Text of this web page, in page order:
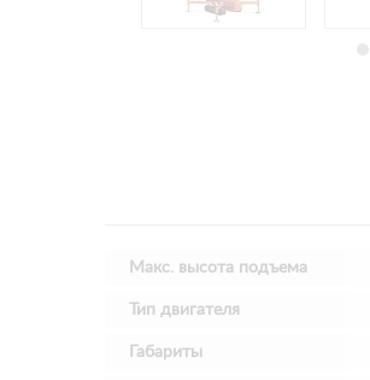
Макс. высота подъема
Тип двигателя
Габариты